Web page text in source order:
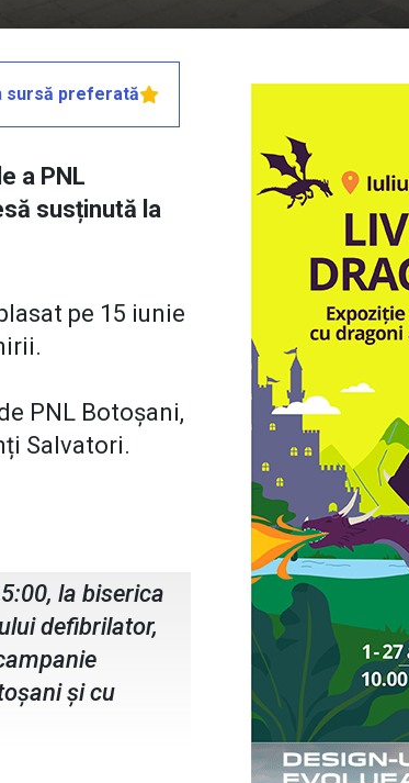
sursă preferată
a PNL
susținută la
pe 15 iunie
PNL Botoșani,
Salvatori.
la biserica
defibrilator,
și cu